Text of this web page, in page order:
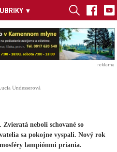
▾
reklama
Undesserová
neboli schované so
sa pokojne vyspali. Nový rok
lampiónmi priania.